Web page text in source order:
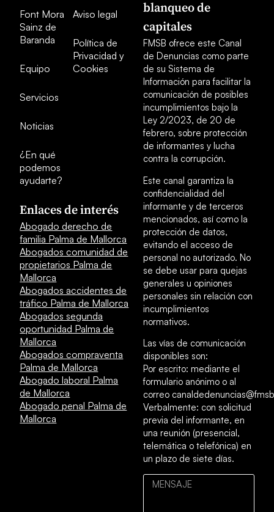
Font Mora
Sainz de
Baranda
Equipo
Servicios
Noticias
¿En qué
podemos
ayudarte?
Aviso legal
Política de
Privacidad y
Cookies
Enlaces de interés
Abogado derecho de
familia Palma de Mallorca
Abogados comunidad de
propietarios Palma de
Mallorca
Abogados accidentes de
tráfico Palma de Mallorca
Abogados segunda
oportunidad Palma de
Mallorca
Abogados compraventa
Palma de Mallorca
Abogado laboral Palma
de Mallorca
Abogado penal Palma de
Mallorca
blanqueo de
capitales
FMSB ofrece este Canal
de Denuncias como parte
de su Sistema de
Información para facilitar la
comunicación de posibles
incumplimientos bajo la
Ley 2/2023, de 20 de
febrero, sobre protección
de informantes y lucha
contra la corrupción.
Este canal garantiza la
confidencialidad del
informante y de terceros
mencionados, así como la
protección de datos,
evitando el acceso de
personal no autorizado. No
se debe usar para quejas
generales u opiniones
personales sin relación con
incumplimientos
normativos.
Las vías de comunicación
disponibles son:
Por escrito: mediante el
formulario anónimo o al
correo
Verbalmente: con solicitud
previa del informante, en
una reunión (presencial,
telemática o telefónica) en
un plazo de siete días.